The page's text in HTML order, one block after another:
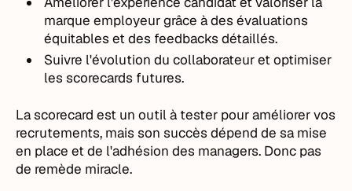
marque employeur grâce à des évaluations
équitables et des feedbacks détaillés.
Suivre l'évolution du collaborateur et optimiser
les scorecards futures.
La scorecard est un outil à tester pour améliorer vos
recrutements, mais son succès dépend de sa mise
en place et de l'adhésion des managers. Donc pas
de remède miracle.